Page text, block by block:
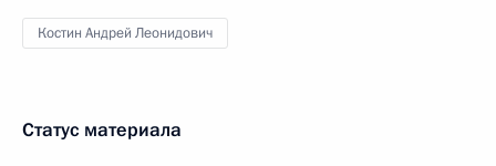
Костин Андрей Леонидович
Статус материала